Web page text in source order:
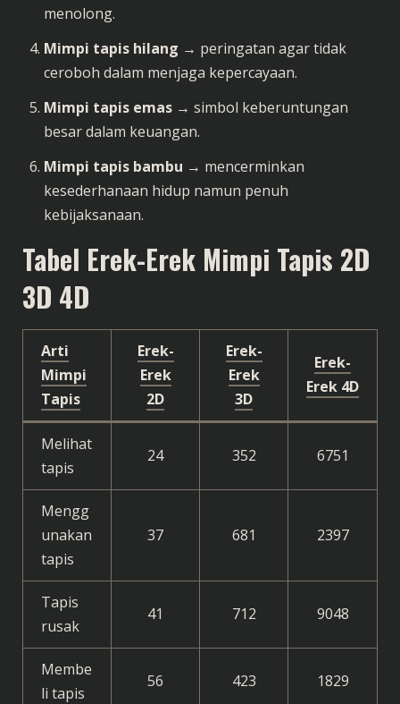
menolong.
Mimpi tapis hilang → peringatan agar tidak
ceroboh dalam menjaga kepercayaan.
Mimpi tapis emas → simbol keberuntungan
besar dalam keuangan.
Mimpi tapis bambu → mencerminkan
kesederhanaan hidup namun penuh
kebijaksanaan.
Tabel Erek-Erek Mimpi Tapis 2D
3D 4D
Arti
Mimpi
Tapis
Erek-
Erek
2D
Erek-
Erek
3D
Erek-
Erek 4D
Melihat
tapis
24 352 6751
Mengg
unakan
tapis
37 681 2397
Tapis
rusak
41 712 9048
Membe
li tapis
56 423 1829